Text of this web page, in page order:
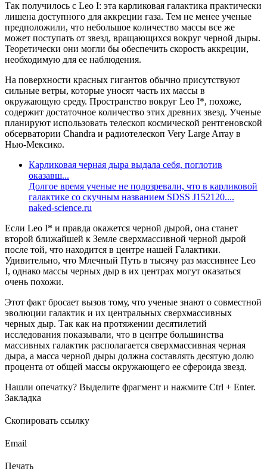
Так получилось с Leo I: эта карликовая галактика практически
лишена доступного для аккреции газа. Тем не менее ученые
предположили, что небольшое количество массы все же
может поступать от звезд, вращающихся вокруг черной дыры.
Теоретически они могли бы обеспечить скорость аккреции,
необходимую для ее наблюдения.
На поверхности красных гигантов обычно присутствуют
сильные ветры, которые уносят часть их массы в
окружающую среду. Пространство вокруг Leo I*, похоже,
содержит достаточное количество этих древних звезд. Ученые
планируют использовать телескоп космической рентгеновской
обсерватории Chandra и радиотелескоп Very Large Array в
Нью-Мексико.
Карликовая черная дыра выдала себя, поглотив
оказавш...
Долгое время ученые не подозревали, что в карликовой
галактике со скучным названием SDSS J152120....
naked-science.ru
Если Leo I* и правда окажется черной дырой, она станет
второй ближайшей к Земле сверхмассивной черной дырой
после той, что находится в центре нашей Галактики.
Удивительно, что Млечный Путь в тысячу раз массивнее Leo
I, однако массы черных дыр в их центрах могут оказаться
очень похожи.
Этот факт бросает вызов тому, что ученые знают о совместной
эволюции галактик и их центральных сверхмассивных
черных дыр. Так как на протяжении десятилетий
исследования показывали, что в центре большинства
массивных галактик располагается сверхмассивная черная
дыра, а масса черной дыры должна составлять десятую долю
процента от общей массы окружающего ее сфероида звезд.
Нашли опечатку? Выделите фрагмент и нажмите Ctrl + Enter.
Закладка
Скопировать ссылку
Email
Печать